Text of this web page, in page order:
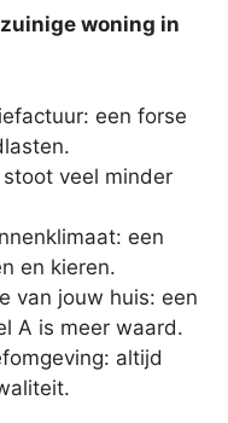
woning in
een forse
veel minder
een
en kieren.
van jouw huis: een
A is meer waard.
altijd